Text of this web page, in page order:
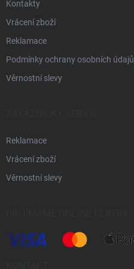
Kontakty
Vrácení zboží
Reklamace
Podmínky ochrany osobních údajů
Věrnostní slevy
Reklamace
Vrácení zboží
Věrnostní slevy